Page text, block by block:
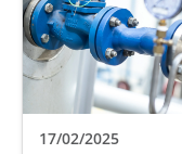
17/02/2025